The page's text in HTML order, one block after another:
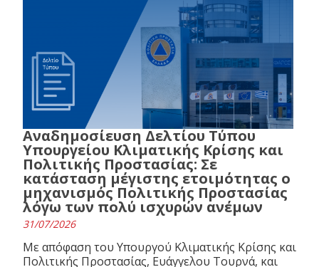
Αναδημοσίευση Δελτίου Τύπου
Υπουργείου Κλιματικής Κρίσης και
Πολιτικής Προστασίας: Σε
κατάσταση μέγιστης ετοιμότητας ο
μηχανισμός Πολιτικής Προστασίας
λόγω των πολύ ισχυρών ανέμων
31/07/2026
Με απόφαση του Υπουργού Κλιματικής Κρίσης και
Πολιτικής Προστασίας, Ευάγγελου Τουρνά, και